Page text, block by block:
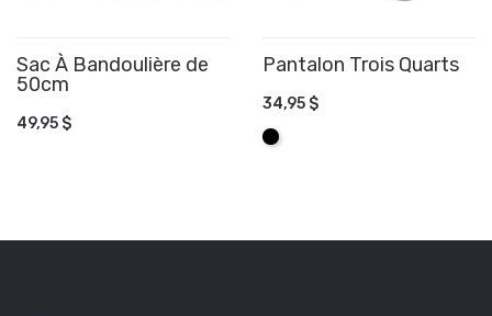
Sac À Bandoulière de
50cm
49,95 $
AJOUTER AU PANIER
Pantalon Trois Quarts
34,95 $
Noir
AJOUTER AU PANIER